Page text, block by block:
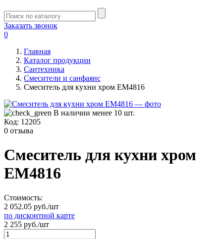
Заказать звонок
0
Главная
Каталог продукции
Сантехника
Смесители и санфаянс
Смеситель для кухни хром EM4816
В наличии менее 10 шт.
Код: 12205
0 отзыва
Смеситель для кухни хром
EM4816
Стоимость:
2 052.05 руб./шт
по дисконтной карте
2 255 руб./шт